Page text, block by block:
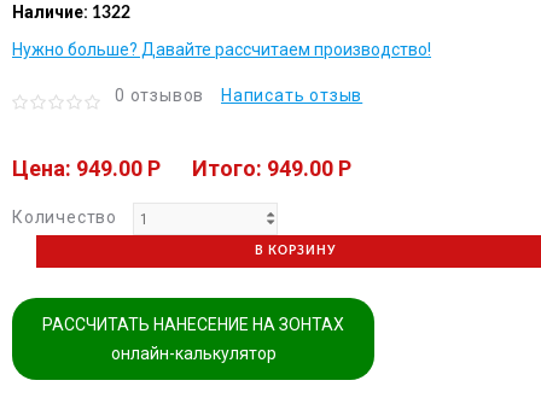
Наличие: 1322
Нужно больше? Давайте рассчитаем производство!
0 отзывов Написать отзыв
Цена: 949.00 P Итого: 949.00 P
Количество
В КОРЗИНУ
РАССЧИТАТЬ НАНЕСЕНИЕ НА ЗОНТАХ
онлайн-калькулятор